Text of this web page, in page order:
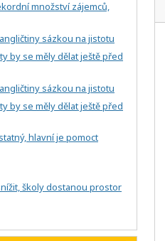
množství zájemců,
sázkou na jistotu
by se měly dělat ještě před
sázkou na jistotu
by se měly dělat ještě před
hlavní je pomoct
školy dostanou prostor